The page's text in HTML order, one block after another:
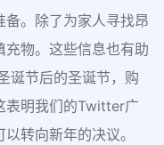
。除了为家人寻找昂
物。这些信息也有助
诞节后的圣诞节，购
表明我们的Twitter广
转向新年的决议。